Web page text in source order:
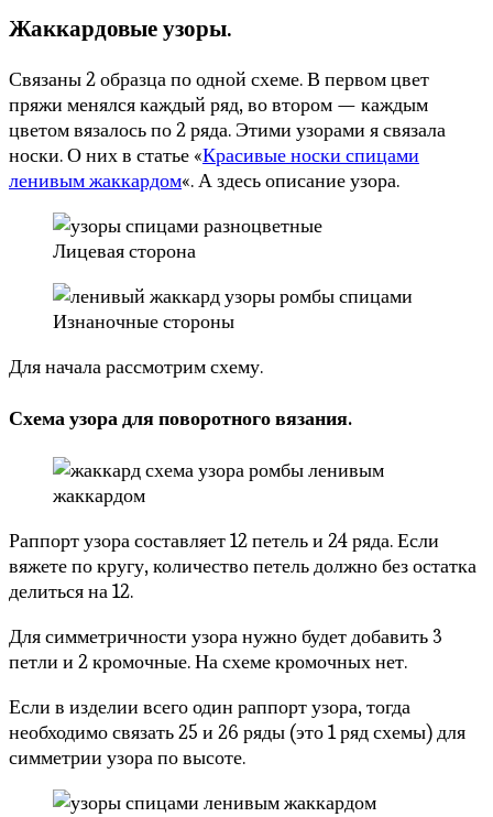
Жаккардовые узоры.
Связаны 2 образца по одной схеме. В первом цвет
пряжи менялся каждый ряд, во втором — каждым
цветом вязалось по 2 ряда. Этими узорами я связала
носки. О них в статье «Красивые носки спицами
ленивым жаккардом«. А здесь описание узора.
Лицевая сторона
Изнаночные стороны
Для начала рассмотрим схему.
Схема узора для поворотного вязания.
Раппорт узора составляет 12 петель и 24 ряда. Если
вяжете по кругу, количество петель должно без остатка
делиться на 12.
Для симметричности узора нужно будет добавить 3
петли и 2 кромочные. На схеме кромочных нет.
Если в изделии всего один раппорт узора, тогда
необходимо связать 25 и 26 ряды (это 1 ряд схемы) для
симметрии узора по высоте.